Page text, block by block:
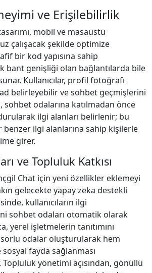
ve Erişilebilirlik
mobil ve masaüstü
çalışacak şekilde optimize
bir kod yapısına sahip
bant genişliği olan bağlantılarda bile
Kullanıcılar, profil fotoğrafı
belirleyebilir ve sohbet geçmişlerini
sohbet odalarına katılmadan önce
ilgi alanları belirlenir; bu
benzer ilgi alanlarına sahip kişilerle
girer.
ve Topluluk Katkısı
Chat için yeni özellikler eklemeyi
gelecekte yapay zeka destekli
kullanıcıların ilgi
sohbet odaları otomatik olarak
yerel işletmelerin tanıtımını
odalar oluşturularak hem
fayda sağlanması
yönetimi açısından, gönüllü